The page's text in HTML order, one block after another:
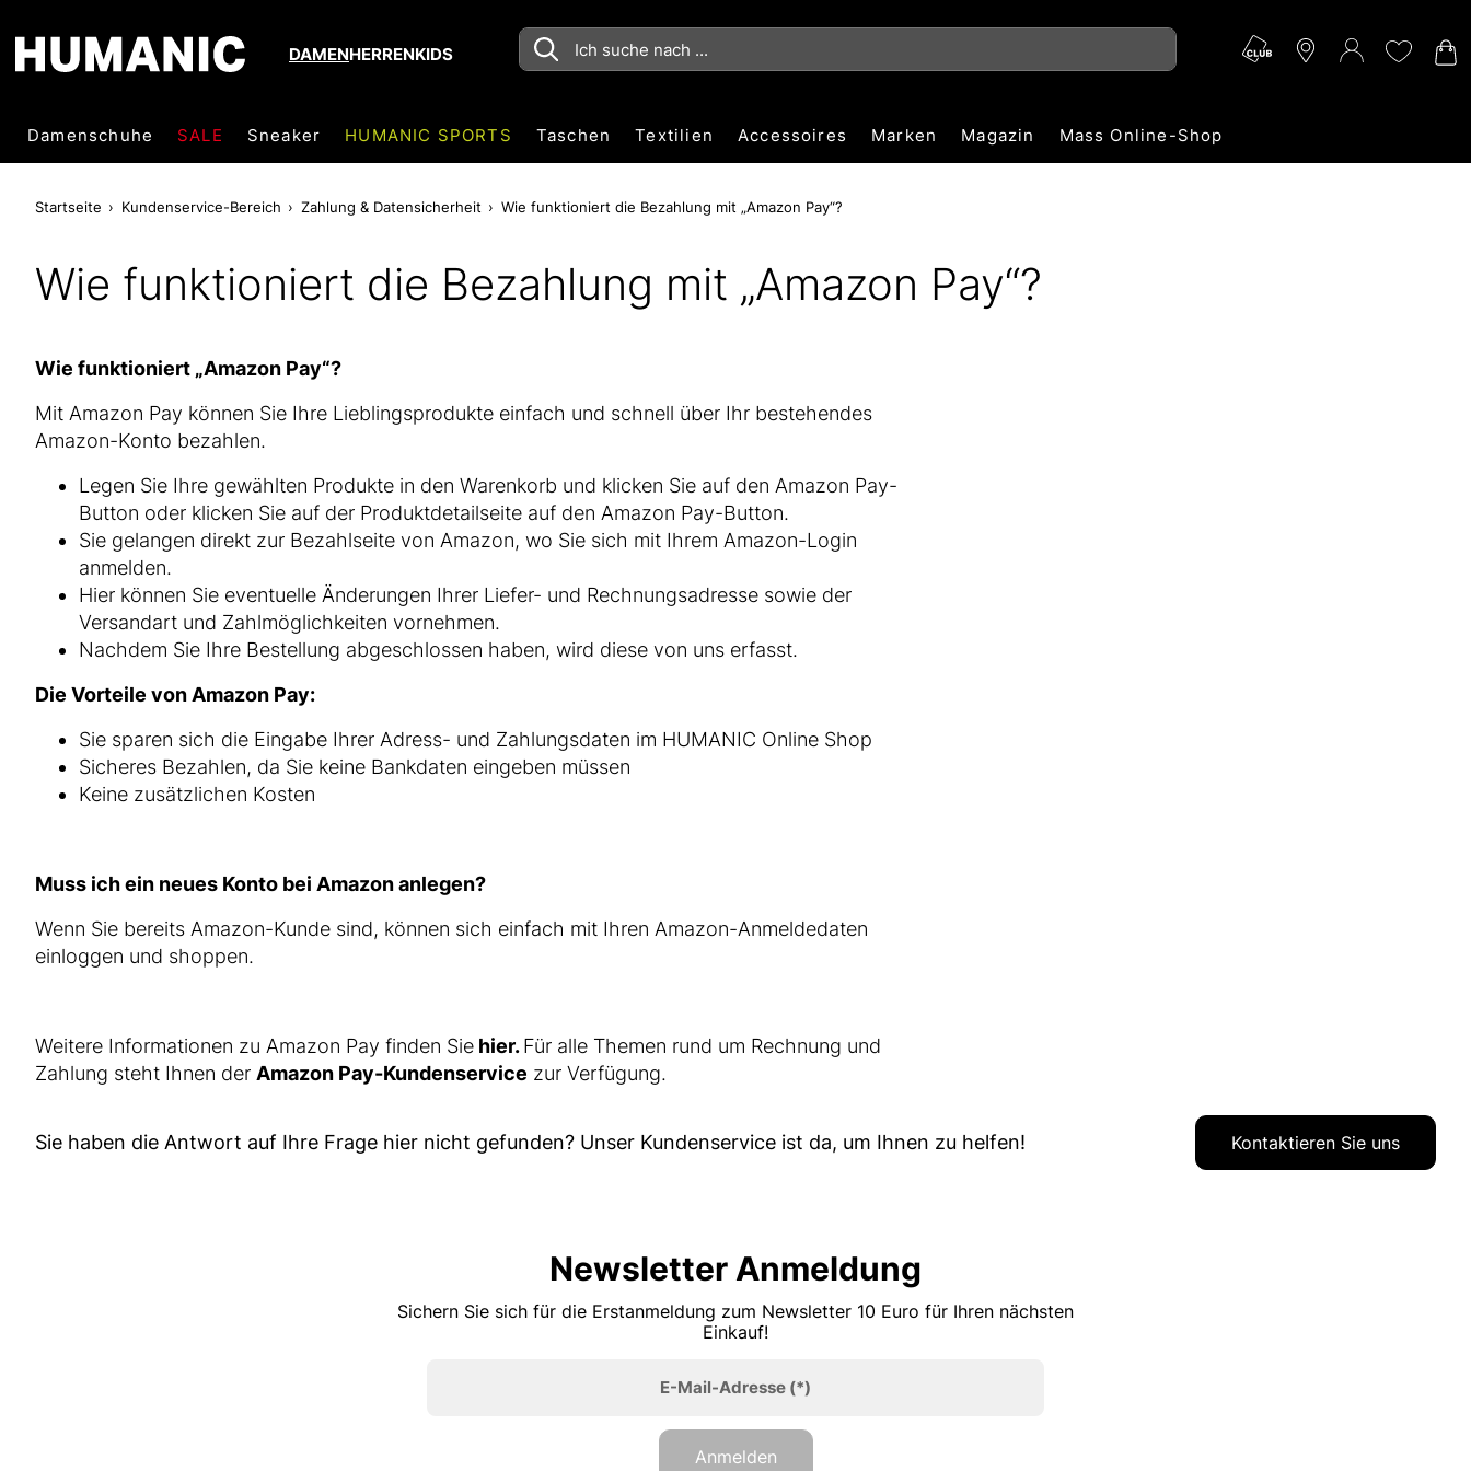
DAMENHERRENKIDS
Damenschuhe SALE Sneaker HUMANIC SPORTS Taschen Textilien Accessoires Marken Magazin Mass Online-Shop
Startseite Kundenservice-Bereich Zahlung & Datensicherheit Wie funktioniert die Bezahlung mit „Amazon Pay“?
Wie funktioniert die Bezahlung mit „Amazon Pay“?
Wie funktioniert „Amazon Pay“?
Mit Amazon Pay können Sie Ihre Lieblingsprodukte einfach und schnell über Ihr bestehendes
Amazon-Konto bezahlen.
Legen Sie Ihre gewählten Produkte in den Warenkorb und klicken Sie auf den Amazon Pay-
Button oder klicken Sie auf der Produktdetailseite auf den Amazon Pay-Button.
Sie gelangen direkt zur Bezahlseite von Amazon, wo Sie sich mit Ihrem Amazon-Login
anmelden.
Hier können Sie eventuelle Änderungen Ihrer Liefer- und Rechnungsadresse sowie der
Versandart und Zahlmöglichkeiten vornehmen.
Nachdem Sie Ihre Bestellung abgeschlossen haben, wird diese von uns erfasst.
Die Vorteile von Amazon Pay:
Sie sparen sich die Eingabe Ihrer Adress- und Zahlungsdaten im HUMANIC Online Shop
Sicheres Bezahlen, da Sie keine Bankdaten eingeben müssen
Keine zusätzlichen Kosten
Muss ich ein neues Konto bei Amazon anlegen?
Wenn Sie bereits Amazon-Kunde sind, können sich einfach mit Ihren Amazon-Anmeldedaten
einloggen und shoppen.
Weitere Informationen zu Amazon Pay finden Sie hier.Für alle Themen rund um Rechnung und
Zahlung steht Ihnen der Amazon Pay-Kundenservice zur Verfügung.
Sie haben die Antwort auf Ihre Frage hier nicht gefunden? Unser Kundenservice ist da, um Ihnen zu helfen! Kontaktieren Sie uns
Newsletter Anmeldung
Sichern Sie sich für die Erstanmeldung zum Newsletter 10 Euro für Ihren nächsten
Einkauf!
E-Mail-Adresse(*)
Anmelden